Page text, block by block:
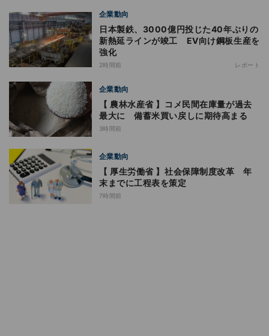
企業動向
日本製鉄、3000億円投じた40年ぶりの
新熱延ラインが竣工 EV向け鋼板生産を
強化
2時間前 レポート
企業動向
【 農林水産省 】コメ民間在庫量が過去
最大に 備蓄米買い戻しに期待高まる
3時間前
企業動向
【 厚生労働省 】社会保障制度改革 年
末までに工程表を策定
7時間前